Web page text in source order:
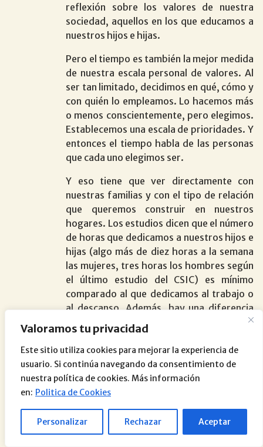
Valoramos tu privacidad
Este sitio utiliza cookies para mejorar la experiencia de
usuario. Si continúa navegando da consentimiento de
nuestra política de cookies. Más información
en: Politica de Cookies
Personalizar Rechazar Aceptar
reflexión sobre los valores de nuestra
sociedad, aquellos en los que educamos a
nuestros hijos e hijas.
Pero el tiempo es también la mejor medida
de nuestra escala personal de valores. Al
ser tan limitado, decidimos en qué, cómo y
con quién lo empleamos. Lo hacemos más
o menos conscientemente, pero elegimos.
Establecemos una escala de prioridades. Y
entonces el tiempo habla de las personas
que cada uno elegimos ser.
Y eso tiene que ver directamente con
nuestras familias y con el tipo de relación
que queremos construir en nuestros
hogares. Los estudios dicen que el número
de horas que dedicamos a nuestros hijos e
hijas (algo más de diez horas a la semana
las mujeres, tres horas los hombres según
el último estudio del CSIC) es mínimo
comparado al que dedicamos al trabajo o
al descanso. Además, hay una diferencia
de género en la distribución del tiempo que
se mantiene, reflejo de una diferencia que
sigue presente en nuestra sociedad.
Sin embargo, necesitamos invertir tiempo
y afecto para crear un vínculo afectivo. No
los cuentos de antes de dormir, las
comidas hablando, las horas en el parque o